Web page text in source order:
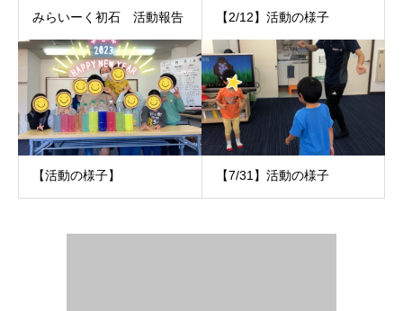
みらいーく初石 活動報告 【2/12】活動の様子
【活動の様子】 【7/31】活動の様子